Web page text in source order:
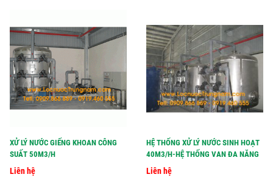
XỬ LÝ NƯỚC GIẾNG KHOAN CÔNG
SUẤT 50M3/H
Liên hệ
HỆ THỐNG XỬ LÝ NƯỚC SINH HOẠT
40M3/H-HỆ THỐNG VAN ĐA NĂNG
Liên hệ